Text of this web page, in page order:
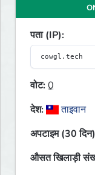
पता (IP):
वोट:0
देश:
ताइवान
अपटाइम (30
औसत खिलाड़ी